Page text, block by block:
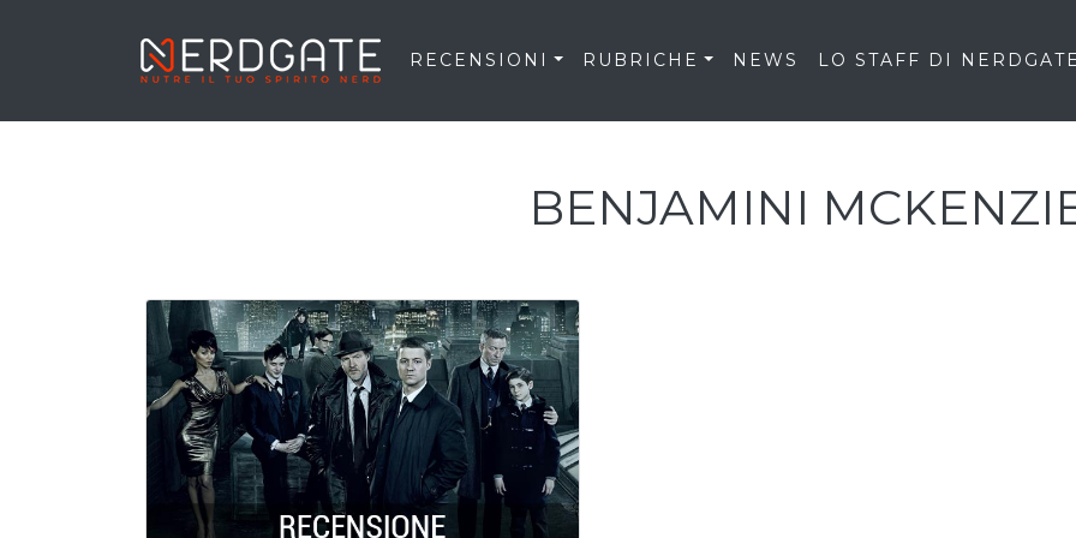
RECENSIONI RUBRICHE NEWS LO STAFF DI
BENJAMINI